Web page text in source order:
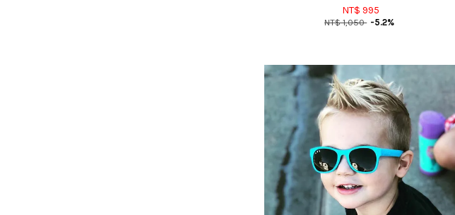
NT$ 995
NT$ 1,050 -5.2%